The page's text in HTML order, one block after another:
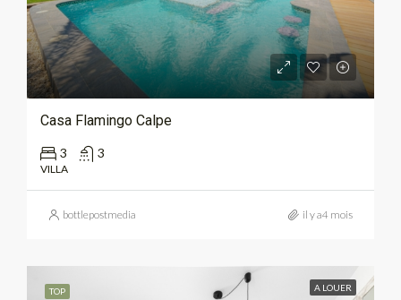
Casa Flamingo Calpe
3 3
VILLA
bottlepostmedia il y a4 mois
TOP A LOUER